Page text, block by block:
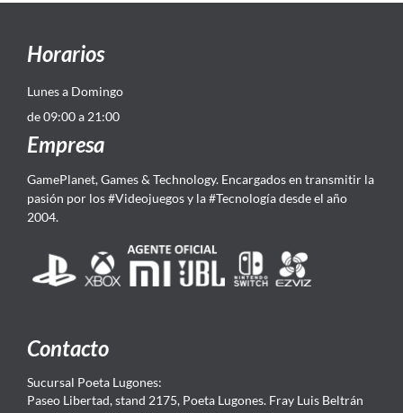
Horarios
Lunes a Domingo
de 09:00 a 21:00
Empresa
GamePlanet, Games & Technology. Encargados en transmitir la
pasión por los #Videojuegos y la #Tecnología desde el año
2004.
Contacto
Sucursal Poeta Lugones:
Paseo Libertad, stand 2175, Poeta Lugones. Fray Luis Beltrán